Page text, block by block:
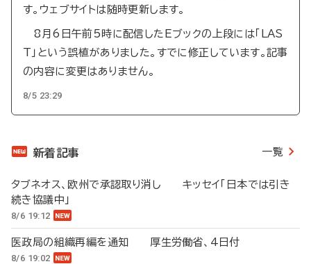
す。ウェブサイトは随時更新します。
8月6日午前5時に配信したEブックの上段には「LAS
T」という誤植がありました。すでに修正しています。記事
の内容に変更はありません。
8/5 23:29
新着記事 一覧
タブネオス、欧州で承認取り消し キッセイ「日本では引き
続き協議中」
8/6 19:12
医政局の組織再編を通知 厚生労働省、4日付
8/6 19:02